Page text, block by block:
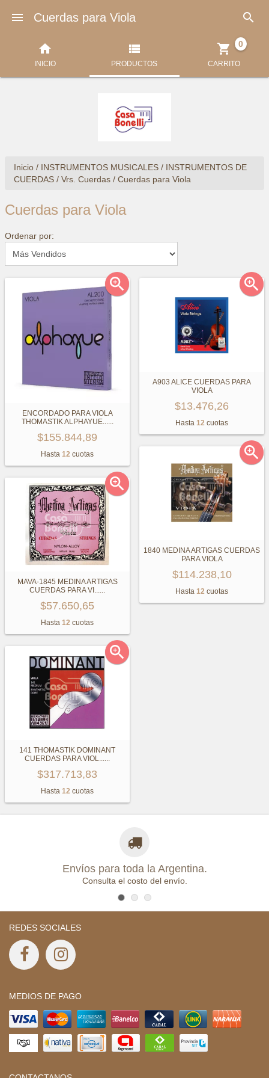

 Cuerdas para Viola

INICIO

PRODUCTOS
 0
CARRITO
Inicio / INSTRUMENTOS MUSICALES / INSTRUMENTOS DE
CUERDAS / Vrs. Cuerdas / Cuerdas para Viola
Cuerdas para Viola
Ordenar por:

ENCORDADO PARA VIOLA
THOMASTIK ALPHAYUE......
$155.844,89
Hasta 12 cuotas

A903 ALICE CUERDAS PARA
VIOLA
$13.476,26
Hasta 12 cuotas

MAVA-1845 MEDINA ARTIGAS
CUERDAS PARA VI......
$57.650,65
Hasta 12 cuotas

1840 MEDINA ARTIGAS CUERDAS
PARA VIOLA
$114.238,10
Hasta 12 cuotas

141 THOMASTIK DOMINANT
CUERDAS PARA VIOL......
$317.713,83
Hasta 12 cuotas
Envíos para toda la Argentina.
Consulta el costo del envío.
REDES SOCIALES
MEDIOS DE PAGO